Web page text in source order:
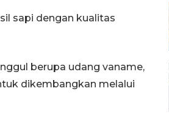
sapi dengan kualitas
berupa udang vaname,
dikembangkan melalui